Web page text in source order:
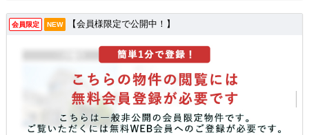
会員限定 NEW 【会員様限定で公開中！】